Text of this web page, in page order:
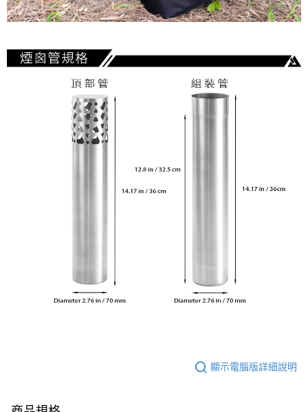
顯示電腦版詳細說明